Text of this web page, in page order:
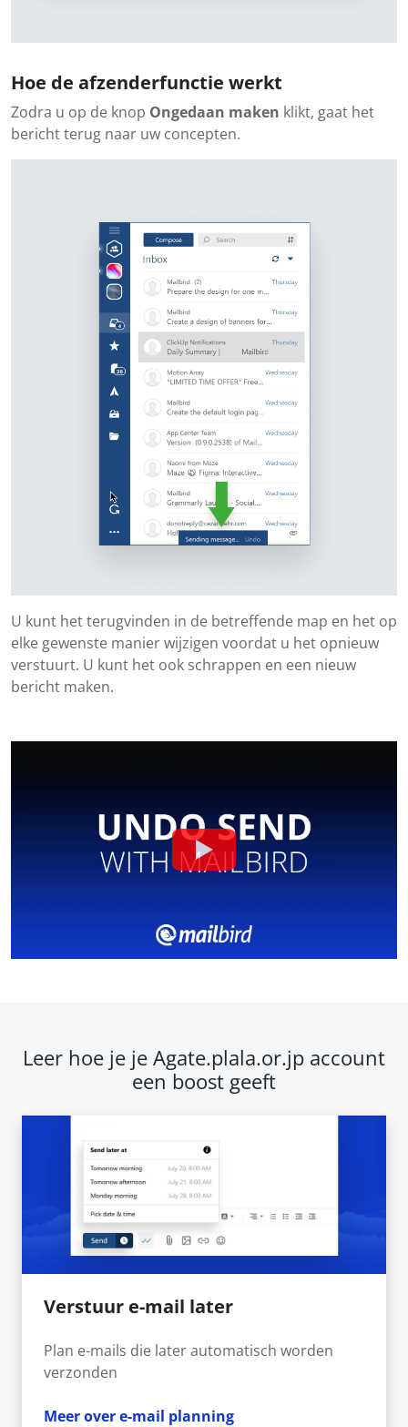
Hoe de afzenderfunctie werkt
Zodra u op de knop Ongedaan maken klikt, gaat het
bericht terug naar uw concepten.
U kunt het terugvinden in de betreffende map en het op
elke gewenste manier wijzigen voordat u het opnieuw
verstuurt. U kunt het ook schrappen en een nieuw
bericht maken.
Leer hoe je je Agate.plala.or.jp account
een boost geeft
Verstuur e-mail later
Plan e-mails die later automatisch worden
verzonden
Meer over e-mail planning